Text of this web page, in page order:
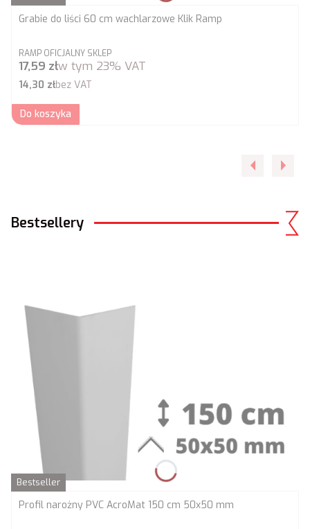
Grabie do liści 60 cm wachlarzowe Klik Ramp
PRODUCENT
RAMP OFICJALNY SKLEP
Cena brutto
17,59 złw tym 23% VAT
Cena netto
14,30 złbez VAT
Do koszyka
Bestsellery
Bestseller
Profil narożny PVC AcroMat 150 cm 50x50 mm